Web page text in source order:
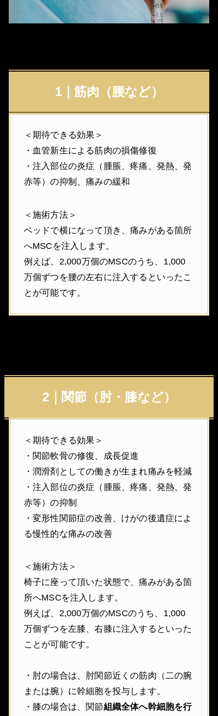
1｜筋肉（腰など）
＜期待できる効果＞
・血管新生による筋肉の損傷修復
・注入部位の炎症（腫脹、疼痛、発熱、発
赤等）の抑制、痛みの緩和
＜施術方法＞
ベッドで横になって頂き、痛みがある箇所
へMSCを注入します。
例えば、2,000万個のMSCのうち、1,000
万個ずつを腰の左右に注入するといったこ
とが可能です。
2｜関節（肘・膝など）
＜期待できる効果＞
・関節軟骨の修復、成長促進
・潤滑剤としての働きが生まれ痛みを軽減
・注入部位の炎症（腫脹、疼痛、発熱、発
赤等）の抑制
・変形性関節症の改善、けがの後遺症によ
る慢性的な痛みの改善
＜施術方法＞
椅子に座って頂いた状態で、痛みがある箇
所へMSCを注入します。
例えば、2,000万個のMSCのうち、1,000
万個ずつを左膝、右膝に注入するといった
ことが可能です。
・肘の場合は、肘関節近くの筋肉（二の腕
または腕）に幹細胞を投与します。
・膝の場合は、関節組織全体へ幹細胞を行